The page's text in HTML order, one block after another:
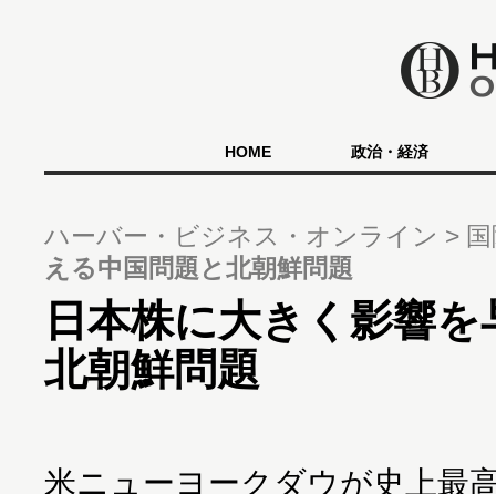
HOME 政治・経済
ハーバー・ビジネス・オンライン
える中国問題と北朝鮮問題
日本株に大きく影響
北朝鮮問題
米ニューヨークダウが史上最